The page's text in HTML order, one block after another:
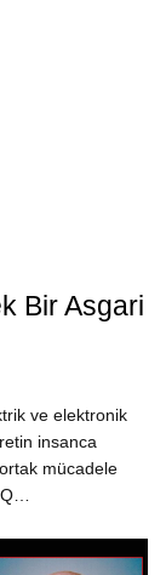
Bir Asgari
ve elektronik
insanca
mücadele